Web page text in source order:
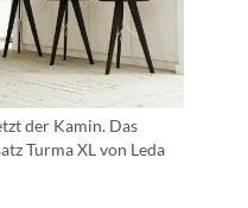
der Kamin. Das
Turma XL von Leda